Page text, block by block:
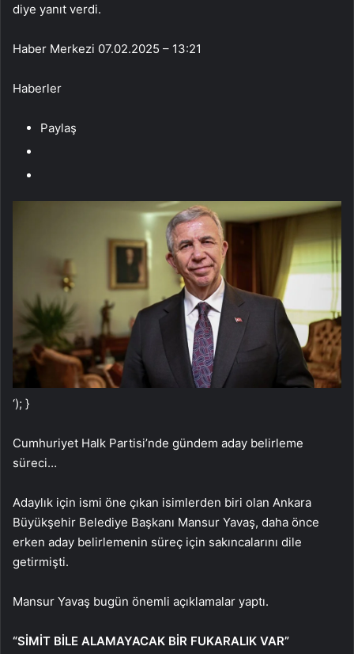
diye yanıt verdi.
Haber Merkezi 07.02.2025 – 13:21
Haberler
Paylaş
‘); }
Cumhuriyet Halk Partisi’nde gündem aday belirleme
süreci…
Adaylık için ismi öne çıkan isimlerden biri olan Ankara
Büyükşehir Belediye Başkanı Mansur Yavaş, daha önce
erken aday belirlemenin süreç için sakıncalarını dile
getirmişti.
Mansur Yavaş bugün önemli açıklamalar yaptı.
“SİMİT BİLE ALAMAYACAK BİR FUKARALIK VAR”